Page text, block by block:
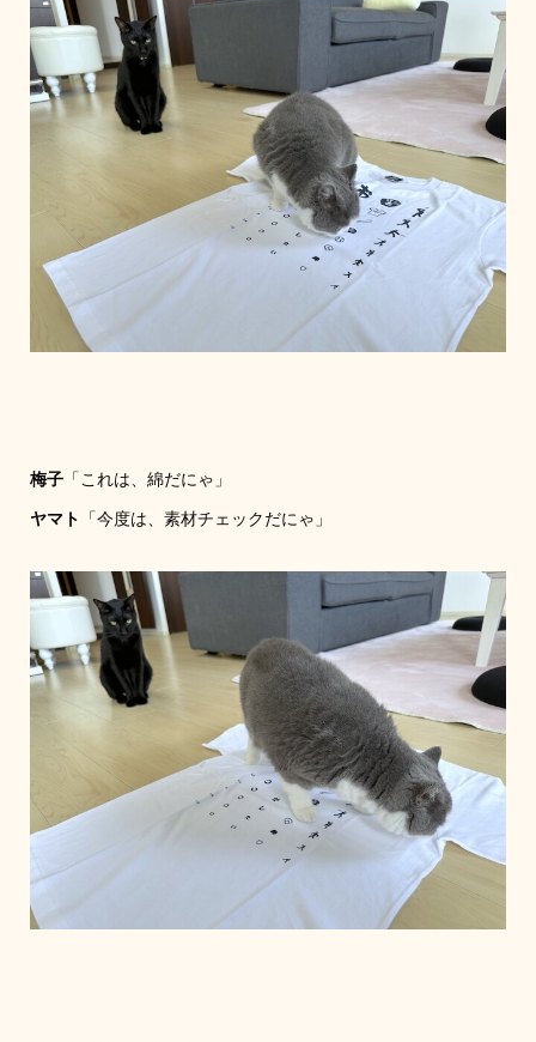
梅子「これは、綿だにゃ」
ヤマト 「今度は、素材チェックだにゃ」